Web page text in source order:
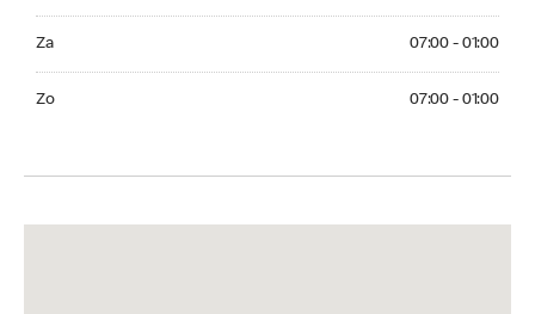
Za 07:00 - 01:00
Zo 07:00 - 01:00